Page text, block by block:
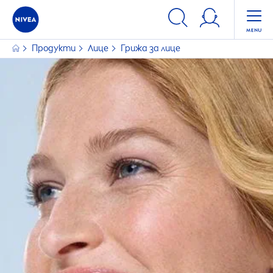
Продукти Лице Грижа за лице
ФИЛТРИ
ТИП КОЖА
За всеки тип кожа
Зряла кожа
Мазна кожа
Нормална кожа
Проблемна кожа